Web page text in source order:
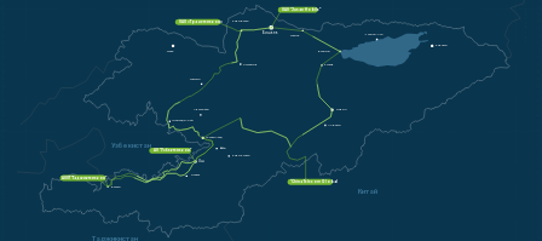
Бишкек
Жалал-Абад
Кара-Кулжа
Ноокат
Баткен
Ош
Нарын
Tалас
Токтогул
Арстанбап
Шамалды-Сай
Ат-Башы
Каракол
Балыкчы
Кочкор
Токмок
Узбекистан
Таджикистан
Китай
Кара-Балта
Чолпон-Ата
ОАО «Транстелеком»
АО “Узбектелеком”
АООТ “Таджиктелеком”
ОАО “Jusan Mobile”
“China Telecom Global